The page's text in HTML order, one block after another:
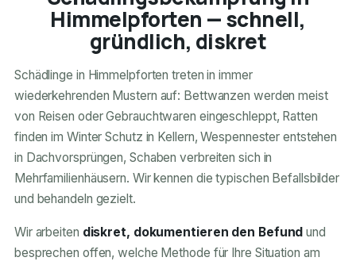
Himmelpforten — schnell,
gründlich, diskret
Schädlinge in Himmelpforten treten in immer
wiederkehrenden Mustern auf: Bettwanzen werden meist
von Reisen oder Gebrauchtwaren eingeschleppt, Ratten
finden im Winter Schutz in Kellern, Wespennester entstehen
in Dachvorsprüngen, Schaben verbreiten sich in
Mehrfamilienhäusern. Wir kennen die typischen Befallsbilder
und behandeln gezielt.
Wir arbeiten diskret, dokumentieren den Befund und
besprechen offen, welche Methode für Ihre Situation am